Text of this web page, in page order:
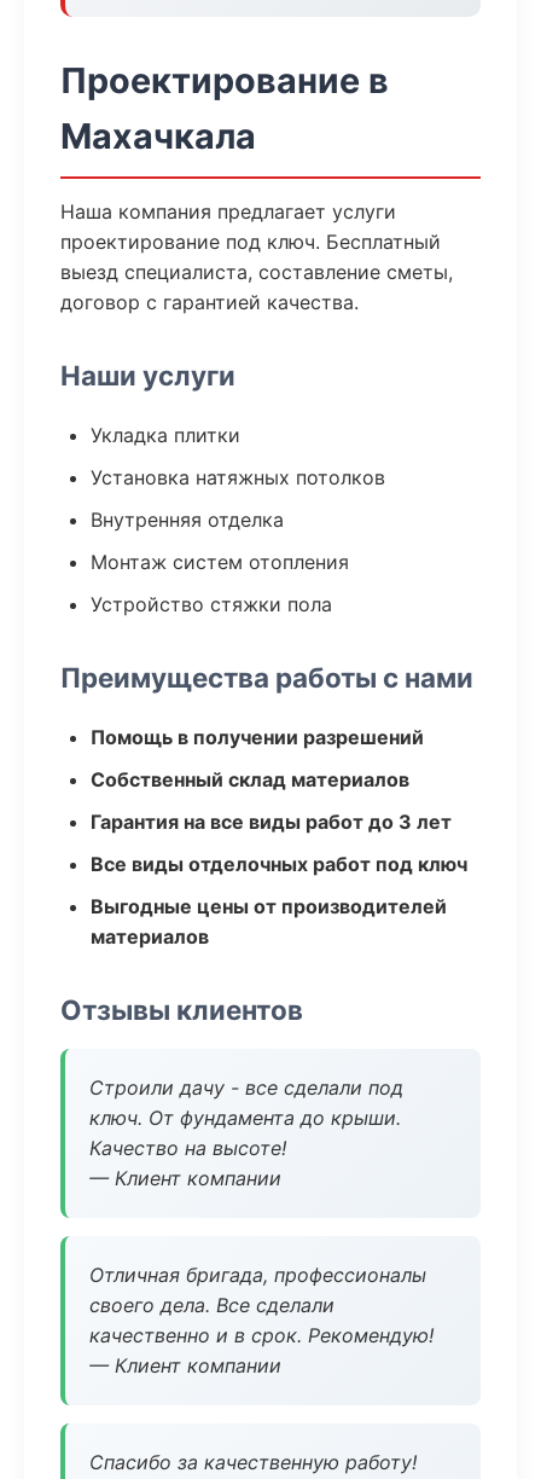
Проектирование в
Махачкала
Наша компания предлагает услуги
проектирование под ключ. Бесплатный
выезд специалиста, составление сметы,
договор с гарантией качества.
Наши услуги
Укладка плитки
Установка натяжных потолков
Внутренняя отделка
Монтаж систем отопления
Устройство стяжки пола
Преимущества работы с нами
Помощь в получении разрешений
Собственный склад материалов
Гарантия на все виды работ до 3 лет
Все виды отделочных работ под ключ
Выгодные цены от производителей
материалов
Отзывы клиентов
Строили дачу - все сделали под
ключ. От фундамента до крыши.
Качество на высоте!
— Клиент компании
Отличная бригада, профессионалы
своего дела. Все сделали
качественно и в срок. Рекомендую!
— Клиент компании
Спасибо за качественную работу!